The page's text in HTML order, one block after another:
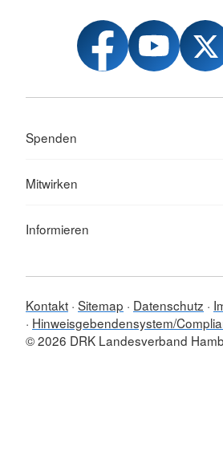
Spenden
Mitwirken
Informieren
Kontakt Sitemap Datenschutz
Hinweisgebendensystem/
© 2026 DRK Landesverband